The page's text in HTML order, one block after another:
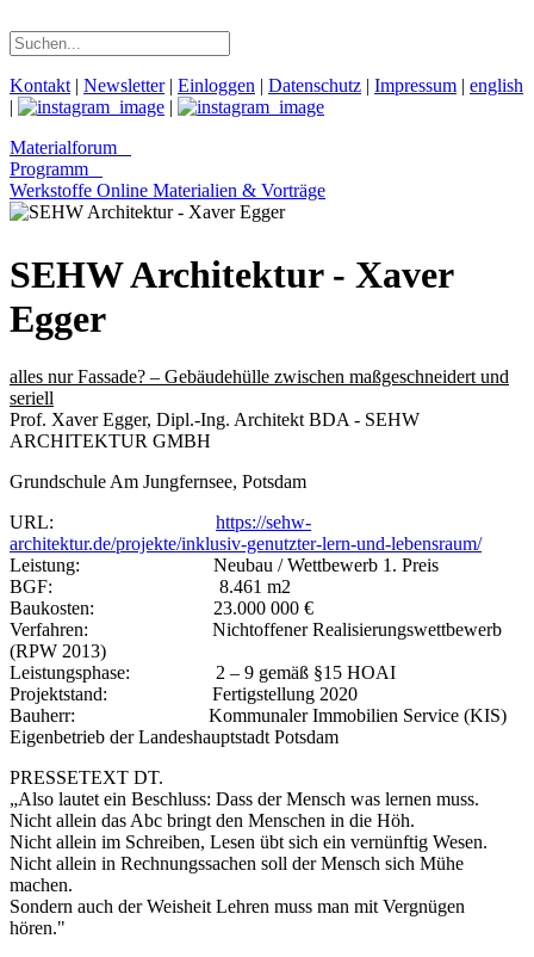
Kontakt | Newsletter| Einloggen | Datenschutz | Impressum | english
|
|
Materialforum
Programm
Werkstoffe Online Materialien & Vorträge
SEHW Architektur - Xaver
Egger
alles nur Fassade? – Gebäudehülle zwischen maßgeschneidert und
seriell
Prof. Xaver Egger, Dipl.-Ing. Architekt BDA - SEHW
ARCHITEKTUR GMBH
Grundschule Am Jungfernsee, Potsdam
URL: https://sehw-
architektur.de/projekte/inklusiv-genutzter-lern-und-lebensraum/
Leistung: Neubau / Wettbewerb 1. Preis
BGF: 8.461 m2
Baukosten: 23.000 000 €
Verfahren: Nichtoffener Realisierungswettbewerb
(RPW 2013)
Leistungsphase: 2 – 9 gemäß §15 HOAI
Projektstand: Fertigstellung 2020
Bauherr: Kommunaler Immobilien Service (KIS)
Eigenbetrieb der Landeshauptstadt Potsdam
PRESSETEXT DT.
„Also lautet ein Beschluss: Dass der Mensch was lernen muss.
Nicht allein das Abc bringt den Menschen in die Höh.
Nicht allein im Schreiben, Lesen übt sich ein vernünftig Wesen.
Nicht allein in Rechnungssachen soll der Mensch sich Mühe
machen.
Sondern auch der Weisheit Lehren muss man mit Vergnügen
hören."